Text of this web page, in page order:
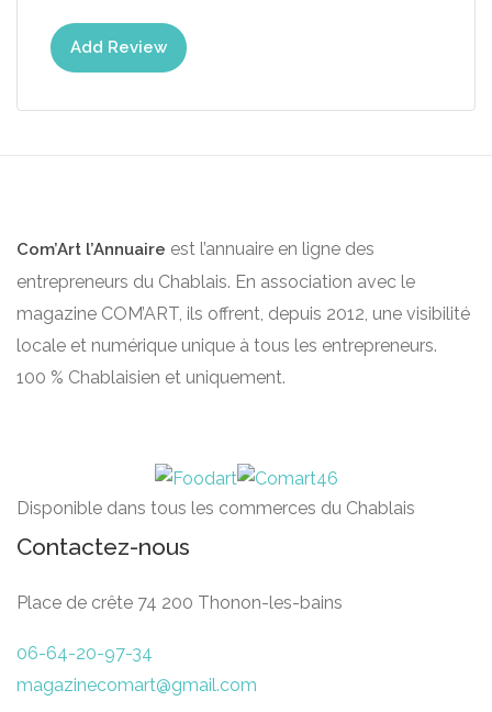
Add Review
Com’Art l’Annuaire est l’annuaire en ligne des
entrepreneurs du Chablais. En association avec le
magazine COM’ART, ils offrent, depuis 2012, une visibilité
locale et numérique unique à tous les entrepreneurs.
100 % Chablaisien et uniquement.
Disponible dans tous les commerces du Chablais
Contactez-nous
Place de crête 74 200 Thonon-les-bains
06-64-20-97-34
magazinecomart@gmail.com